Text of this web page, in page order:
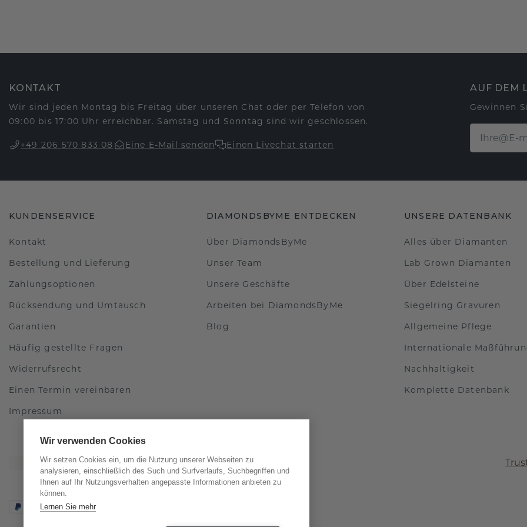
KONTAKT
Wir sind jeden Montag bis Freitag über unseren Chat oder per Telefon von
09:00 bis 17:00 Uhr erreichbar. Samstag und Sonntag sind wir geschlossen.
+49 206 570 833 08 Eine E-Mail senden Einen Livechat starten
AUF DEM
Gewinnen
KUNDENSERVICE
Kontakt
Bestellung und Lieferung
Zahlungsoptionen
Rücksendung und Umtausch
Garantien
Häufig gestellte Fragen
Widerrufsrecht
Einen Termin vereinbaren
Impressum
DIAMONDSBYME ENTDECKEN
Über DiamondsByMe
Unser Team
Unsere Geschäfte
Arbeiten bei DiamondsByMe
Blog
UNSERE DATENBANK
Alles über Diamanten
Lab Grown Diamanten
Über Edelsteine
Siegelring Gravuren
Allgemeine Pflege
Internationale
Nachhaltigkeit
Komplette Datenbank
Wir verwenden Cookies
Wir setzen Cookies ein, um die Nutzung unserer Webseiten zu
analysieren, einschließlich des Such und Surfverlaufs, Suchbegriffen und
Ihnen auf Ihr Nutzungsverhalten angepasste Informationen anbieten zu
können.
Lernen Sie mehr